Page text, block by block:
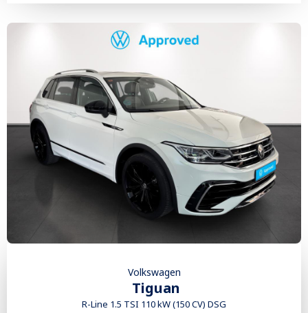
Volkswagen
Tiguan
R-Line 1.5 TSI 110 kW (150 CV) DSG